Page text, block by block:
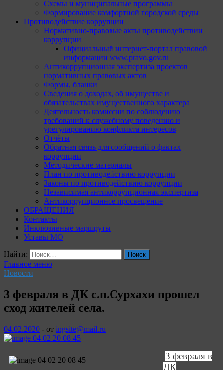
Схемы и муниципальные программы
Формирование комфортной городской среды
Противодействие коррупции
Нормативно-правовые акты противодействии
коррупции
Официальный интернет-портал правовой
информации www.pravo.gov.ru
Антикоррупционная экспертиза проектов
нормативных правовых актов
Формы, бланки
Сведения о доходах, об имуществе и
обязательствах имущественного характера
Деятельность комиссии по соблюдению
требований к служебному поведению и
урегулированию конфликта интересов
Отчёты
Обратная связь для сообщений о фактах
коррупции
Методические материалы
План по противодействию коррупции
Законы по противодействию коррупции
Независимая антикоррупционная экспертиза
Антикоррупционное просвещение
ОБРАЩЕНИЯ
Контакты
Инклюзивные маршруты
Уставы МО
Найти:
Главное меню
Новости
3 февраля в ДК с.п.Сурхахи прошел
сход жителей села.
04.02.2020 - от ingsite@mail.ru
3 февраля в
ДК